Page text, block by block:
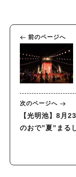
前のページへ
次のページへ
【光明池】8月
のおで”夏”まる